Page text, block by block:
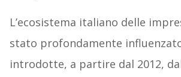
L’ecosistema italiano delle
stato profondamente
introdotte, a partire dal 2012,